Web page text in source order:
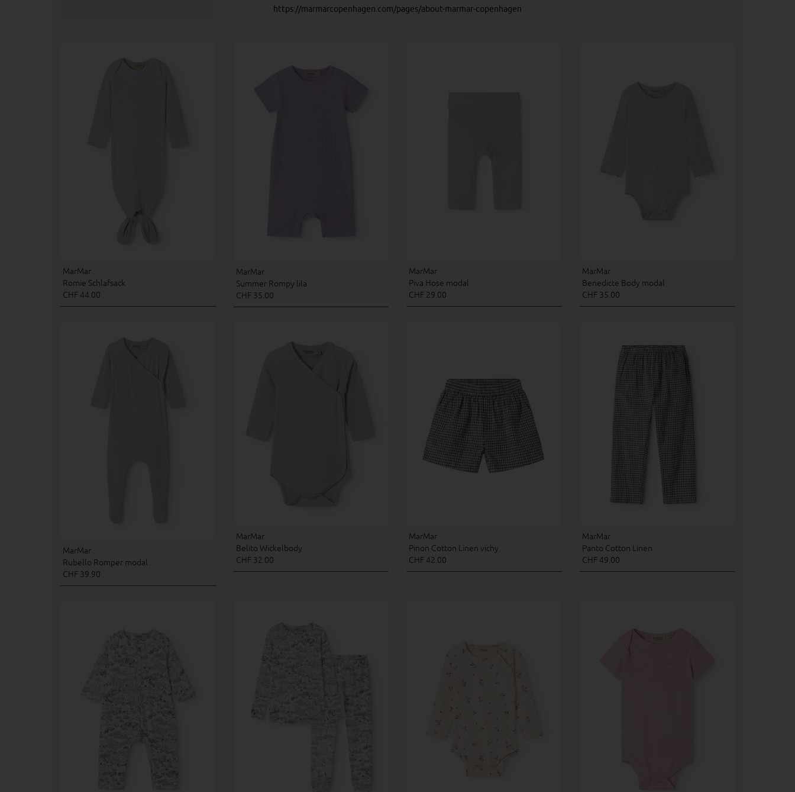
https://marmarcopenhagen.com/pages/about-marmar-copenhagen
MarMar
Romie Schlafsack
CHF 44.00
MarMar
Summer Rompy lila
CHF 35.00
MarMar
Piva Hose modal
CHF 29.00
MarMar
Benedicte Body modal
CHF 35.00
MarMar
Rubello Romper modal
CHF 39.90
MarMar
Belito Wickelbody
CHF 32.00
MarMar
Pinon Cotton Linen vichy
CHF 42.00
MarMar
Panto Cotton Linen
CHF 49.00